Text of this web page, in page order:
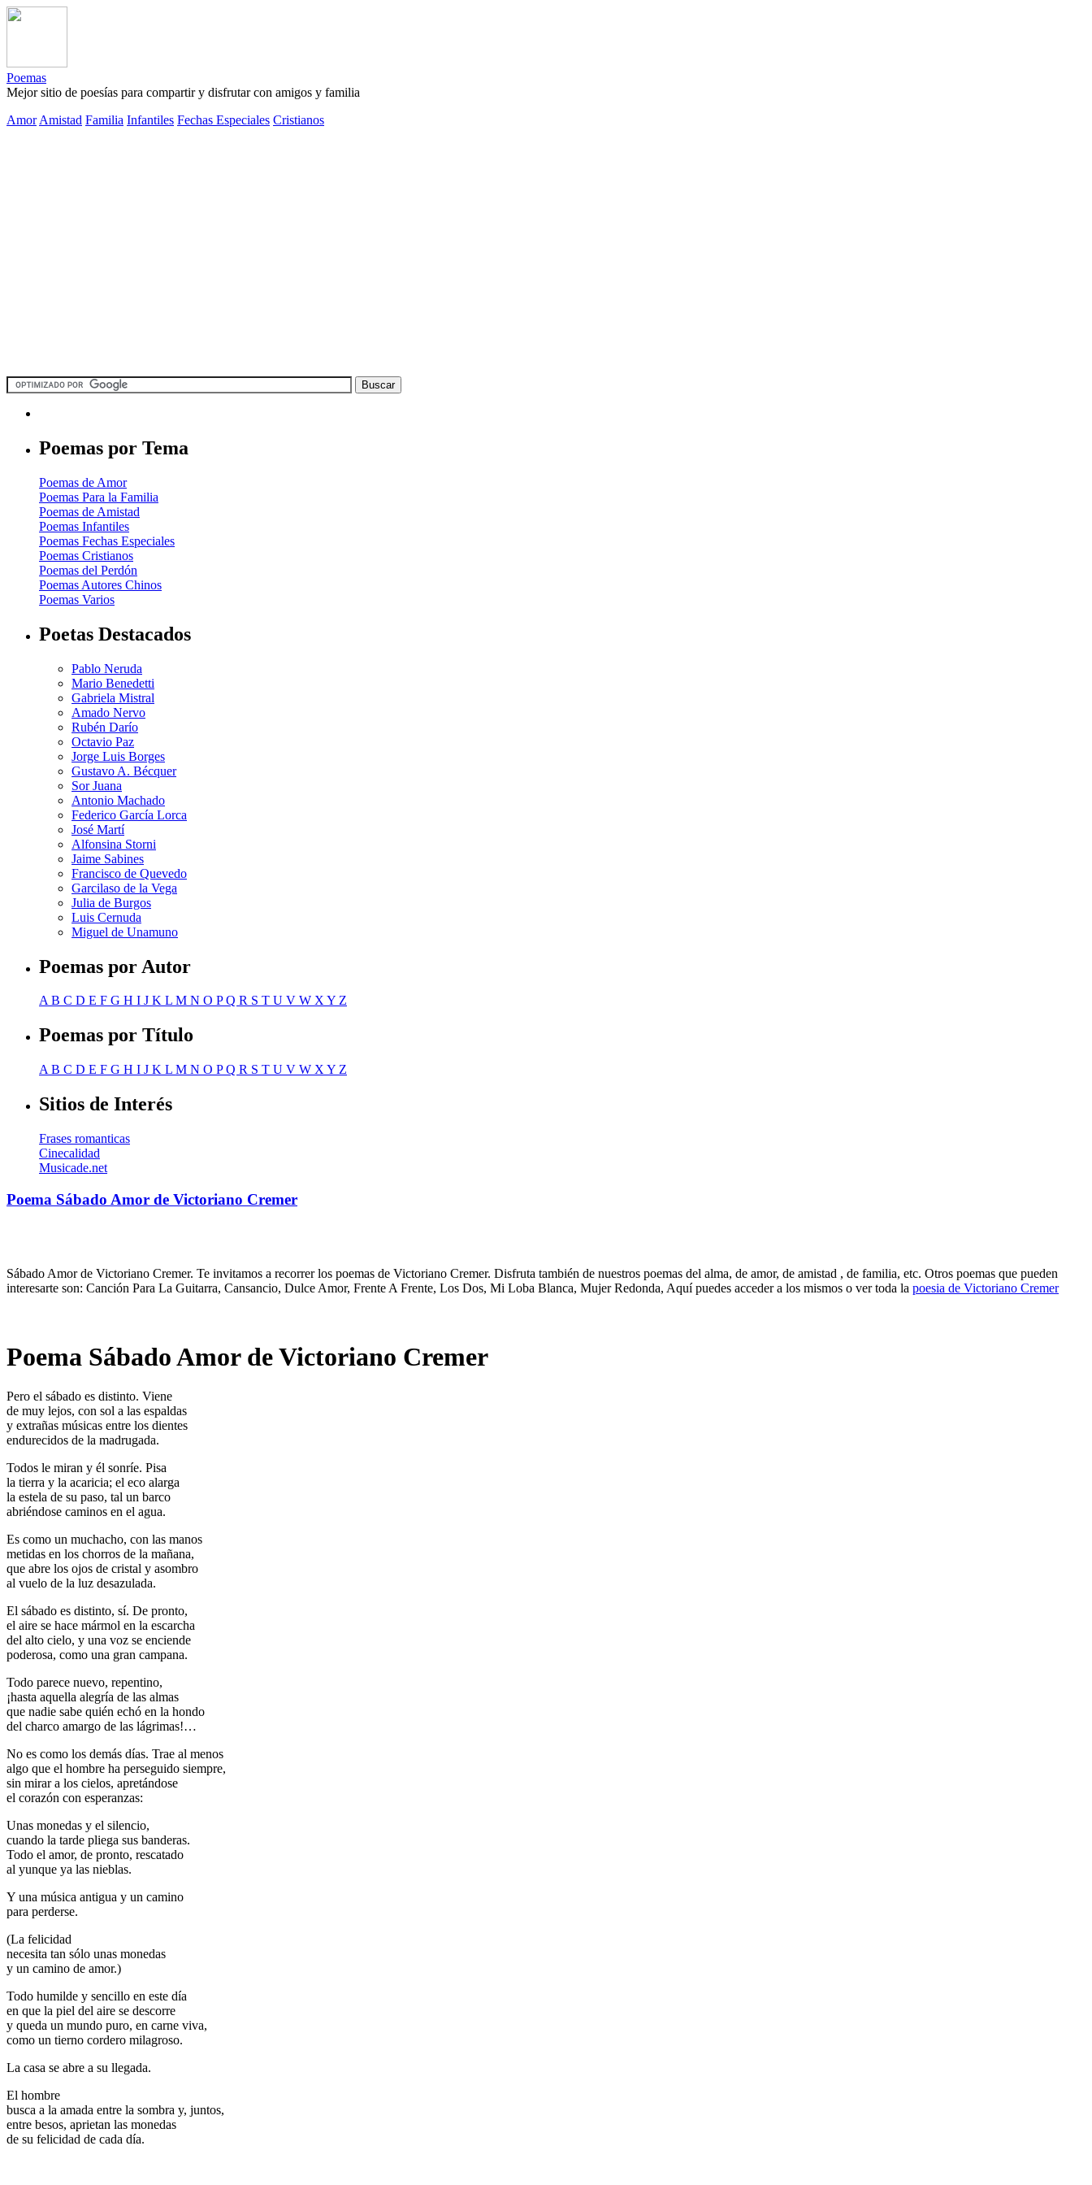
Poemas
Mejor sitio de poesías para compartir y disfrutar con amigos y familia
Amor Amistad Familia Infantiles Fechas Especiales Cristianos
Poemas por Tema
Poemas de Amor
Poemas Para la Familia
Poemas de Amistad
Poemas Infantiles
Poemas Fechas Especiales
Poemas Cristianos
Poemas del Perdón
Poemas Autores Chinos
Poemas Varios
Poetas Destacados
Pablo Neruda
Mario Benedetti
Gabriela Mistral
Amado Nervo
Rubén Darío
Octavio Paz
Jorge Luis Borges
Gustavo A. Bécquer
Sor Juana
Antonio Machado
Federico García Lorca
José Martí
Alfonsina Storni
Jaime Sabines
Francisco de Quevedo
Garcilaso de la Vega
Julia de Burgos
Luis Cernuda
Miguel de Unamuno
Poemas por Autor
AB C D E F G H I J K L M N O PQ R S T U V W XY Z
Poemas por Título
A B C D E F G H I J K L M N O PQ R S T U V W X Y Z
Sitios de Interés
Frases romanticas
Cinecalidad
Musicade.net
Poema Sábado Amor de Victoriano Cremer
Sábado Amor de Victoriano Cremer. Te invitamos a recorrer los poemas de Victoriano Cremer. Disfruta también de nuestros poemas del alma, de amor, de amistad , de familia, etc. Otros poemas que pueden
interesarte son: Canción Para La Guitarra, Cansancio, Dulce Amor, Frente A Frente, Los Dos, Mi Loba Blanca, Mujer Redonda, Aquí puedes acceder a los mismos o ver toda la poesia de Victoriano Cremer
Poema Sábado Amor de Victoriano Cremer
Pero el sábado es distinto. Viene
de muy lejos, con sol a las espaldas
y extrañas músicas entre los dientes
endurecidos de la madrugada.
Todos le miran y él sonríe. Pisa
la tierra y la acaricia; el eco alarga
la estela de su paso, tal un barco
abriéndose caminos en el agua.
Es como un muchacho, con las manos
metidas en los chorros de la mañana,
que abre los ojos de cristal y asombro
al vuelo de la luz desazulada.
El sábado es distinto, sí. De pronto,
el aire se hace mármol en la escarcha
del alto cielo, y una voz se enciende
poderosa, como una gran campana.
Todo parece nuevo, repentino,
¡hasta aquella alegría de las almas
que nadie sabe quién echó en la hondo
del charco amargo de las lágrimas!…
No es como los demás días. Trae al menos
algo que el hombre ha perseguido siempre,
sin mirar a los cielos, apretándose
el corazón con esperanzas:
Unas monedas y el silencio,
cuando la tarde pliega sus banderas.
Todo el amor, de pronto, rescatado
al yunque ya las nieblas.
Y una música antigua y un camino
para perderse.
(La felicidad
necesita tan sólo unas monedas
y un camino de amor.)
Todo humilde y sencillo en este día
en que la piel del aire se descorre
y queda un mundo puro, en carne viva,
como un tierno cordero milagroso.
La casa se abre a su llegada.
El hombre
busca a la amada entre la sombra y, juntos,
entre besos, aprietan las monedas
de su felicidad de cada día.